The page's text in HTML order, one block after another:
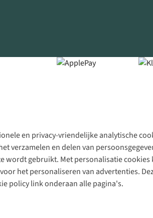
en privacy-vriendelijke analytische
verzamelen en delen van
gebruikt. Met personalisatie
het personaliseren van advertenties.
policy link onderaan alle pagina's.